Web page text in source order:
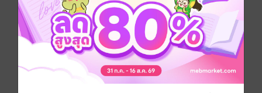
เล่มอื่นๆ ในซีรีส์ ดูทั้งหมด